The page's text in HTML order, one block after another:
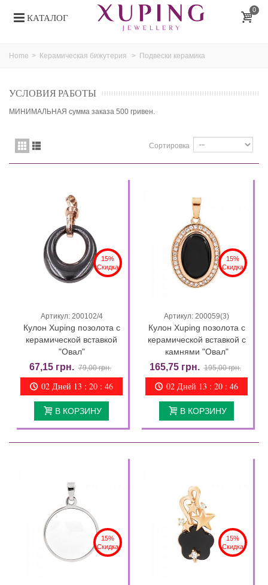
КАТАЛОГ
0
Home > Керамическая бижутерия > Подвески керамика
УСЛОВИЯ РАБОТЫ
МИНИМАЛЬНАЯ сумма заказа 500 гривен.
Сортировка
15%
Скидка
Артикул: 200102/4
Кулон Xuping позолота с
керамической вставкой
"Овал"
67,15 грн. 79,00 грн.
02 Дней 13 : 20 : 46
В КОРЗИНУ
15%
Скидка
Артикул: 200059(3)
Кулон Xuping позолота с
керамической вставкой с
камнями "Овал"
165,75 грн. 195,00 грн.
02 Дней 13 : 20 : 46
В КОРЗИНУ
15%
Скидка
15%
Скидка